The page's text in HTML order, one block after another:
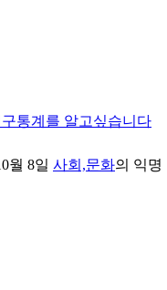
통계를 알고싶습니다
월 8일 사회,문화의 익명